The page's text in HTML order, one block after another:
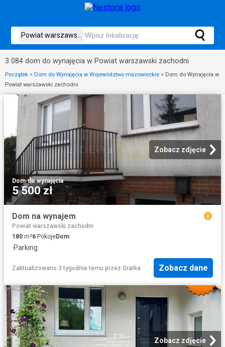
3 084 dom do wynajęcia w Powiat warszawski zachodni
Początek > Dom do Wynajęcia w Województwo mazowieckie > Dom do Wynajęcia w
Powiat warszawski zachodni
Zobacz zdjęcie
Dom·do wynajęcia
5 500 zł
Dom na wynajem
Powiat warszawski zachodni
180 m²6 PokojeDom
·Parking
Zaktualizowano 3 tygodnie temu przez Gratka Zobacz dane
Zobacz zdjęcie